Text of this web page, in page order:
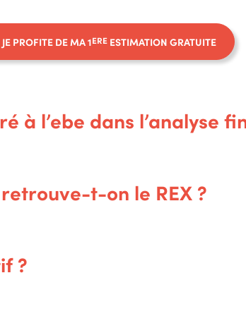
JE PROFITE DE MA 1EREESTIMATION GRATUITE
à l’ebe dans l’analyse
t-on le REX ?
?